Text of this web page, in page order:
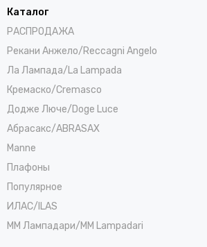
Каталог
РАСПРОДАЖА
Рекани Анжело/Reccagni Angelo
Ла Лампада/La Lampada
Кремаско/Cremasco
Додже Люче/Doge Luce
Абрасакс/ABRASAX
Manne
Плафоны
Популярное
ИЛАС/ILAS
ММ Лампадари/MM Lampadari